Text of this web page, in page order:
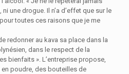
ni une drogue. Il n’a d’effet que sur le
toutes ces raisons que je me
redonner au kava sa place dans la
dans le respect de la
bienfaits ». L’entreprise propose,
poudre, des bouteilles de